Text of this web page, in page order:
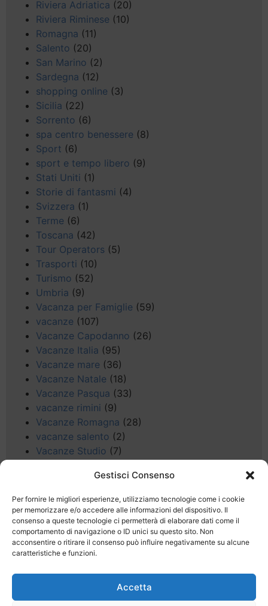
Gestisci Consenso
Per fornire le migliori esperienze, utilizziamo tecnologie come i cookie
per memorizzare e/o accedere alle informazioni del dispositivo. Il
consenso a queste tecnologie ci permetterà di elaborare dati come il
comportamento di navigazione o ID unici su questo sito. Non
acconsentire o ritirare il consenso può influire negativamente su alcune
caratteristiche e funzioni.
Accetta
Riviera Adriatica (20)
Riviera Riminese (10)
Romagna (11)
Salento (20)
San Marino (2)
Sardegna (12)
shopping online (3)
Sicilia (22)
Sorrento (6)
spa centro benessere (8)
Sport (6)
sport e tempo libero (9)
Stati Uniti (1)
Storie di fantasmi (4)
Svizzera (1)
Terme (6)
Toscana (42)
Tour Operators (5)
Trasporti (10)
Turismo (52)
Umbria (9)
Vacanza per Famiglie (59)
vacanze (107)
Vacanze Capodanno (26)
Vacanze Italia (95)
Vacanze mare (36)
Vacanze Natale (18)
Vacanze Pasqua (33)
vacanze rimini (9)
Vacanze Romagna (28)
vacanze salento (2)
Vacanze Studio (7)
Valle d'Aosta(5)
Veneto (25)
Voli low cost(4)
Web(9)
week end(45)
Wellness(11)